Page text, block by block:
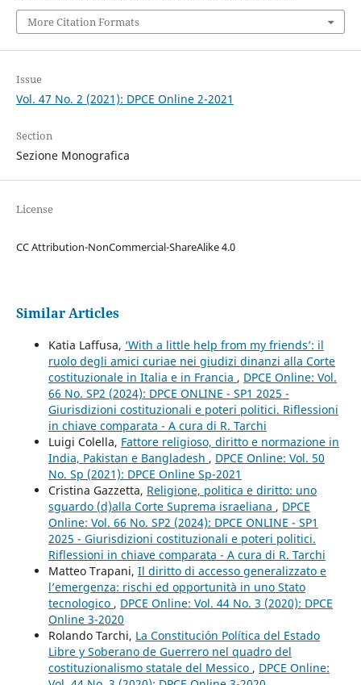
More Citation Formats
Issue
Vol. 47 No. 2 (2021): DPCE Online 2-2021
Section
Sezione Monografica
License
CC Attribution-NonCommercial-ShareAlike 4.0
Similar Articles
Katia Laffusa, ‘With a little help from my friends’: il
ruolo degli amici curiae nei giudizi dinanzi alla Corte
costituzionale in Italia e in Francia , DPCE Online: Vol.
66 No. SP2 (2024): DPCE ONLINE - SP1 2025 -
Giurisdizioni costituzionali e poteri politici. Riflessioni
in chiave comparata - A cura di R. Tarchi
Luigi Colella, Fattore religioso, diritto e normazione in
India, Pakistan e Bangladesh , DPCE Online: Vol. 50
No. Sp (2021): DPCE Online Sp-2021
Cristina Gazzetta, Religione, politica e diritto: uno
sguardo (d)alla Corte Suprema israeliana , DPCE
Online: Vol. 66 No. SP2 (2024): DPCE ONLINE - SP1
2025 - Giurisdizioni costituzionali e poteri politici.
Riflessioni in chiave comparata - A cura di R. Tarchi
Matteo Trapani, Il diritto di accesso generalizzato e
l’emergenza: rischi ed opportunità in uno Stato
tecnologico , DPCE Online: Vol. 44 No. 3 (2020): DPCE
Online 3-2020
Rolando Tarchi, La Constitución Política del Estado
Libre y Soberano de Guerrero nel quadro del
costituzionalismo statale del Messico , DPCE Online: